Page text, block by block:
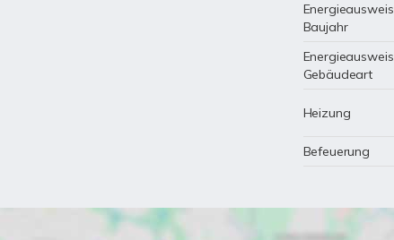
Energieausweis
Baujahr
Energieausweis
Gebäudeart
Heizung
Befeuerung